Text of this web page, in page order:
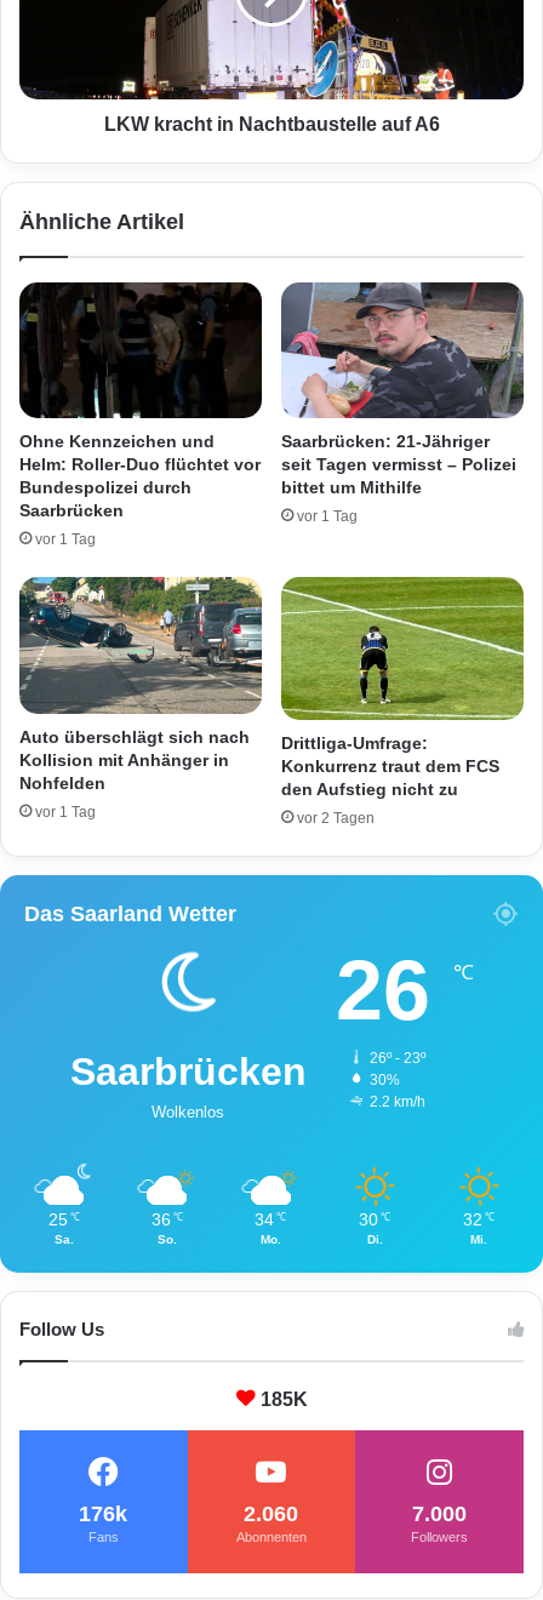
d
a
a
u
i
P
o
l
e
i
i
e
n
s
t
e
l
e
t
c
b
a
u
t
l
l
e
a
f
A
6
LKW kracht in Nachtbaustelle auf A6
Ähnliche Artikel
Ohne Kennzeichen und
Helm: Roller-Duo flüchtet vor
Bundespolizei durch
Saarbrücken
vor 1 Tag
Saarbrücken: 21-Jähriger
seit Tagen vermisst – Polizei
bittet um Mithilfe
vor 1 Tag
Auto überschlägt sich nach
Kollision mit Anhänger in
Nohfelden
vor 1 Tag
Drittliga-Umfrage:
Konkurrenz traut dem FCS
den Aufstieg nicht zu
vor 2 Tagen
Das Saarland Wetter
Saarbrücken
Wolkenlos
26 ℃
26º - 23º
30%
2.2 km/h
25 ℃
Sa.
36 ℃
So.
34 ℃
Mo.
30 ℃
Di.
32 ℃
Mi.
Follow Us
185K
176k
Fans
2.060
Abonnenten
7.000
Followers